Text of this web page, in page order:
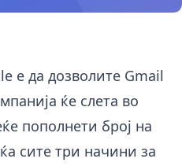
е да дозволите Gmail
ќе слета во
пополнети број на
сите три начини за